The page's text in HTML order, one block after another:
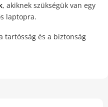
, akiknek szükségük van egy
laptopra.
tartósság és a biztonság